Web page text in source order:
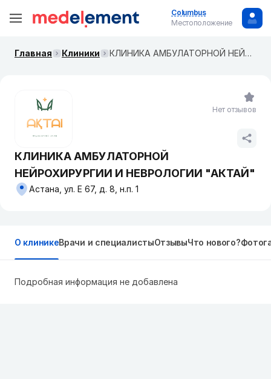
Columbus
Местоположение
Главная Клиники КЛИНИКА АМБУЛАТОРНОЙ НЕЙРОХИРУРГИИ И НЕВРОЛОГИИ "АКТАЙ"
КЛИНИКА АМБУЛАТОРНОЙ
НЕЙРОХИРУРГИИ И НЕВРОЛОГИИ "АКТАЙ"
Астана, ул. Е 67, д. 8, н.п. 1
Нет отзывов
О клиникеВрачи и специалистыОтзывыЧто нового?
Подробная информация не добавлена